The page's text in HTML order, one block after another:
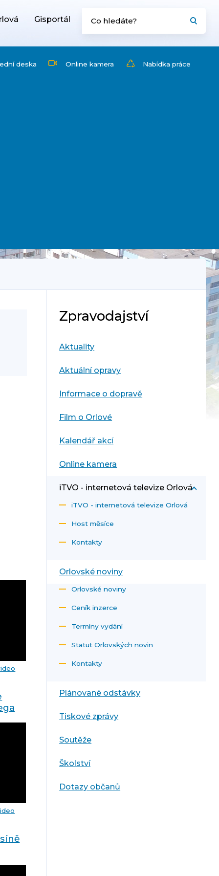
Gisportál
deska Online kamera Nabídka práce
Zpravodajství
Aktuality
Aktuální opravy
Informace o dopravě
Film o Orlové
Kalendář akcí
Online kamera
iTVO - internetová televize Orlová
iTVO - internetová televize Orlová
Host měsíce
Kontakty
Orlovské noviny
Orlovské noviny
Ceník inzerce
Termíny vydání
Statut Orlovských novin
Kontakty
Plánované odstávky
Tiskové zprávy
Soutěže
Školství
Dotazy občanů